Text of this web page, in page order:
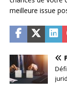
meilleure issue